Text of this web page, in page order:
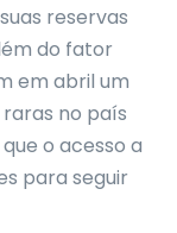
reservas
do fator
em abril um
no país
o acesso a
para seguir